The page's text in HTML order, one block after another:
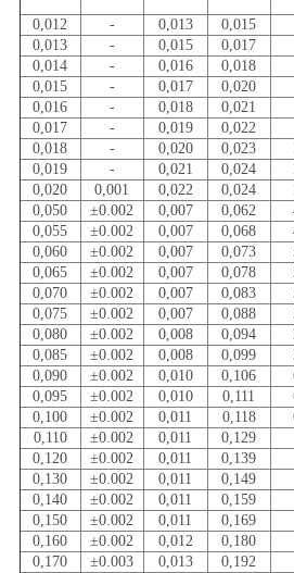
0,012
- 0,013 0,015
0,013
- 0,015 0,017
0,014
- 0,016 0,018
0,015
- 0,017 0,020
0,016
- 0,018 0,021
0,017
- 0,019 0,022
0,018
- 0,020 0,023
0,019
- 0,021 0,024
0,020
0,001 0,022 0,024
0,050
±0.002 0,007 0,062
0,055
±0.002 0,007 0,068
0,060
±0.002 0,007 0,073
0,065
±0.002 0,007 0,078
0,070
±0.002 0,007 0,083
0,075
±0.002 0,007 0,088
0,080
±0.002 0,008 0,094
0,085
±0.002 0,008 0,099
0,090
±0.002 0,010 0,106
0,095
±0.002 0,010 0,111
0,100
±0.002 0,011 0,118
0,110
±0.002 0,011 0,129
0,120
±0.002 0,011 0,139
0,130
±0.002 0,011 0,149
0,140
±0.002 0,011 0,159
0,150
±0.002 0,011 0,169
0,160
±0.002 0,012 0,180
0,170
±0.003 0,013 0,192